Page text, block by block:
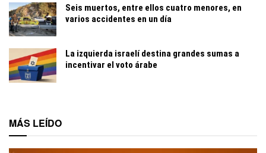
Seis muertos, entre ellos cuatro menores, en
varios accidentes en un día
La izquierda israelí destina grandes sumas a
incentivar el voto árabe
MÁS LEÍDO